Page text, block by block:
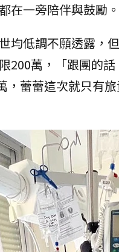
在一旁陪伴與鼓勵。
均低調不願透露，
200萬，「跟團的
，蕾蕾這次就只有